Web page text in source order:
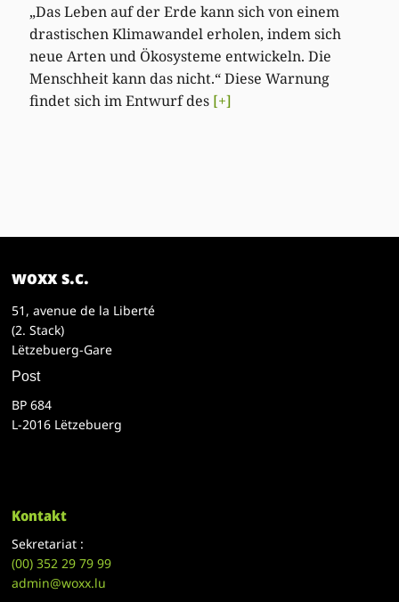
„Das Leben auf der Erde kann sich von einem
drastischen Klimawandel erholen, indem sich
neue Arten und Ökosysteme entwickeln. Die
Menschheit kann das nicht.“ Diese Warnung
findet sich im Entwurf des [+]
woxx s.c.
51, avenue de la Liberté
(2. Stack)
Lëtzebuerg-Gare
Post
BP 684
L-2016 Lëtzebuerg
Kontakt
Sekretariat :
(00)352 29 79 99
admin@woxx.lu